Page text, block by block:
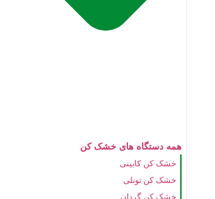
همه دستگاه های خشک کن
خشک کن کابینی
خشک کن تونلی
خشک کن گردان